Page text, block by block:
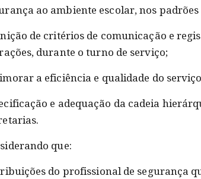
ao ambiente escolar, nos
de critérios de comunicação e
durante o turno de serviço;
a eficiência e qualidade do
e adequação da cadeia
que:
do profissional de segurança